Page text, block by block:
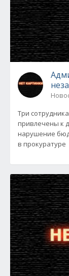
Три
привлечены к
нарушение
в прокуратуре